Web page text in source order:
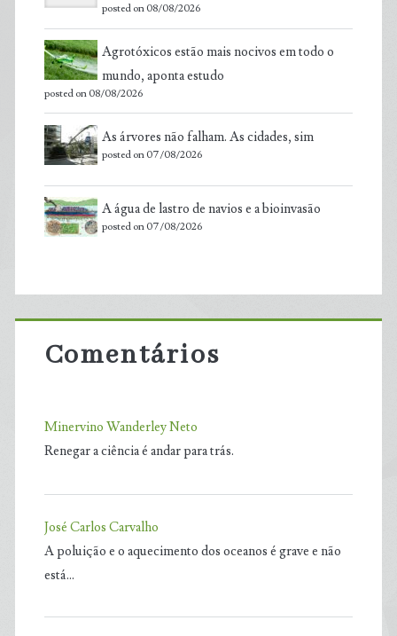
posted on 08/08/2026
Agrotóxicos estão mais nocivos em todo o
mundo, aponta estudo
posted on 08/08/2026
As árvores não falham. As cidades, sim
posted on 07/08/2026
A água de lastro de navios e a bioinvasão
posted on 07/08/2026
Comentários
Minervino Wanderley Neto
Renegar a ciência é andar para trás.
José Carlos Carvalho
A poluição e o aquecimento dos oceanos é grave e não
está…